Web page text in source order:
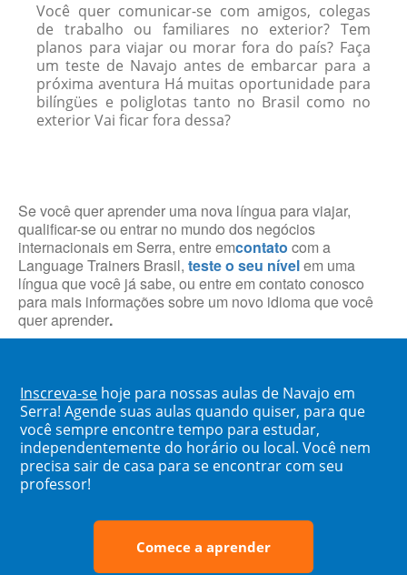
Você quer comunicar-se com amigos, colegas
de trabalho ou familiares no exterior? Tem
planos para viajar ou morar fora do país? Faça
um teste de Navajo antes de embarcar para a
próxima aventura Há muitas oportunidade para
bilíngües e poliglotas tanto no Brasil como no
exterior Vai ficar fora dessa?
Se você quer aprender uma nova língua para viajar,
qualificar-se ou entrar no mundo dos negócios
internacionais em Serra, entre emcontato com a
Language Trainers Brasil, teste o seu nívelem uma
língua que você já sabe, ou entre em contato conosco
para mais informações sobre um novo idioma que você
quer aprender.
Inscreva-se hoje para nossas aulas de Navajo em
Serra! Agende suas aulas quando quiser, para que
você sempre encontre tempo para estudar,
independentemente do horário ou local. Você nem
precisa sair de casa para se encontrar com seu
professor!
Comece a aprender